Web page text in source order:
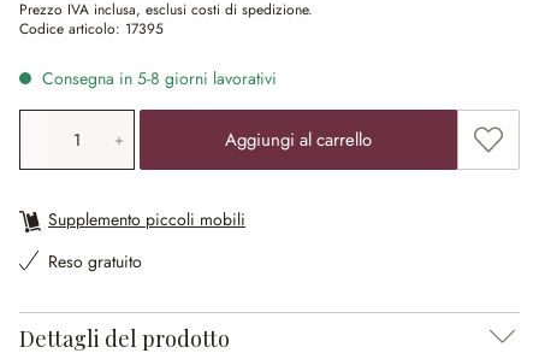
Prezzo IVA inclusa, esclusi costi di spedizione.
Codice articolo: 17395
Consegna in 5-8 giorni lavorativi
Quantità prodotto: inserisci il valore desiderato o
Aggiungi al carrello
Supplemento piccoli mobili
Reso gratuito
Dettagli del prodotto